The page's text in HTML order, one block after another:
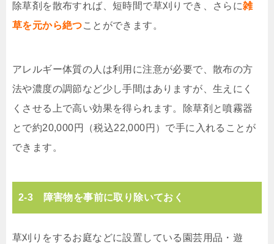
除草剤を散布すれば、短時間で草刈りでき、さらに雑
草を元から絶つことができます。
アレルギー体質の人は利用に注意が必要で、散布の方
法や濃度の調節など少し手間はありますが、生えにく
くさせる上で高い効果を得られます。除草剤と噴霧器
とで約20,000円（税込22,000円）で手に入れることが
できます。
2-3 障害物を事前に取り除いておく
草刈りをするお庭などに設置している園芸用品・遊